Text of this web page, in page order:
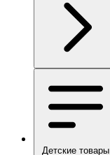
Детские товары